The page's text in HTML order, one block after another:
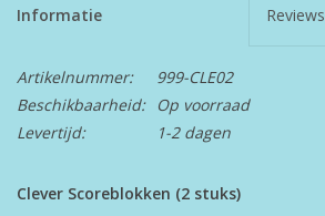
Informatie Reviews
Artikelnummer:
999-CLE02
Beschikbaarheid:
Op voorraad
Levertijd:
1-2 dagen
Clever Scoreblokken (2 stuks)